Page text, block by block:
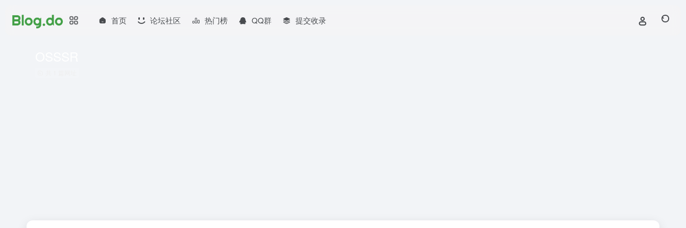
首页 论坛社区 热门榜 QQ群 提交收录